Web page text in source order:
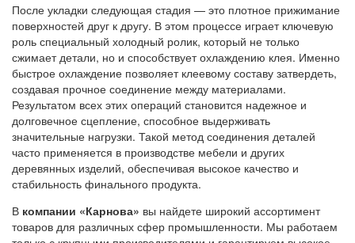
После укладки следующая стадия — это плотное прижимание
поверхностей друг к другу. В этом процессе играет ключевую
роль специальный холодный ролик, который не только
сжимает детали, но и способствует охлаждению клея. Именно
быстрое охлаждение позволяет клеевому составу затвердеть,
создавая прочное соединение между материалами.
Результатом всех этих операций становится надежное и
долговечное сцепление, способное выдерживать
значительные нагрузки. Такой метод соединения деталей
часто применяется в производстве мебели и других
деревянных изделий, обеспечивая высокое качество и
стабильность финального продукта.
В компании «Карнова» вы найдете широкий ассортимент
товаров для различных сфер промышленности. Мы работаем